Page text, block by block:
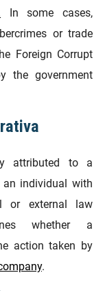
In some cases,
or trade
Foreign Corrupt
the government
attributed to a
individual with
or external law
whether a
action taken by
.